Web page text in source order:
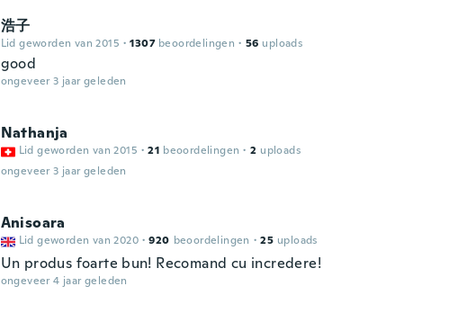
浩子
Lid geworden van 2015 · 1307 beoordelingen · 56 uploads
good
ongeveer 3 jaar geleden
Nathanja
Lid geworden van 2015 · 21 beoordelingen · 2 uploads
ongeveer 3 jaar geleden
Anisoara
Lid geworden van 2020 · 920 beoordelingen · 25 uploads
Un produs foarte bun! Recomand cu incredere!
ongeveer 4 jaar geleden